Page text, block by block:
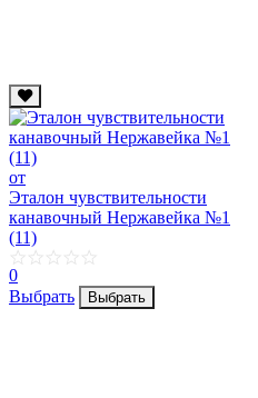
от
Эталон чувствительности
канавочный Нержавейка №1
(11)
0
Выбрать
Выбрать